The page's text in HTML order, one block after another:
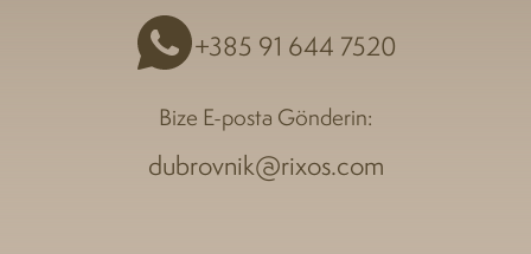
+385 91 644 7520
Bize E-posta Gönderin:
dubrovnik@rixos.com